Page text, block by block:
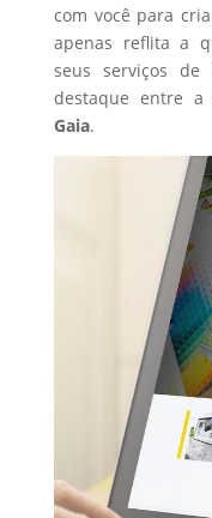
com você para
apenas reflita a
seus serviços de
destaque entre a
Gaia.